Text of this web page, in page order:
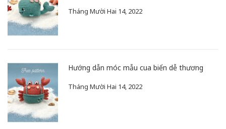
Tháng Mười Hai 14, 2022
Hướng dẫn móc mẫu cua biển dễ thương
Tháng Mười Hai 14, 2022